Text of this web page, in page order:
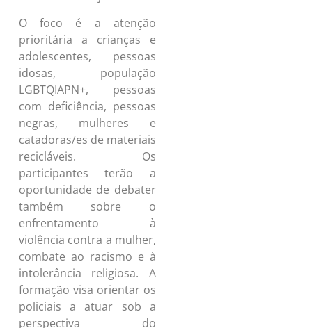
O foco é a atenção
prioritária a crianças e
adolescentes, pessoas
idosas, população
LGBTQIAPN+, pessoas
com deficiência, pessoas
negras, mulheres e
catadoras/es de materiais
recicláveis. Os
participantes terão a
oportunidade de debater
também sobre o
enfrentamento à
violência contra a mulher,
combate ao racismo e à
intolerância religiosa. A
formação visa orientar os
policiais a atuar sob a
perspectiva do